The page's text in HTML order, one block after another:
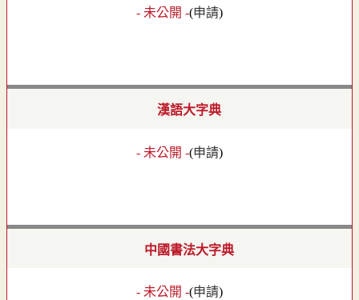
- 未公開 -(申請)
漢語大字典
- 未公開 -(申請)
中國書法大字典
- 未公開 -(申請)